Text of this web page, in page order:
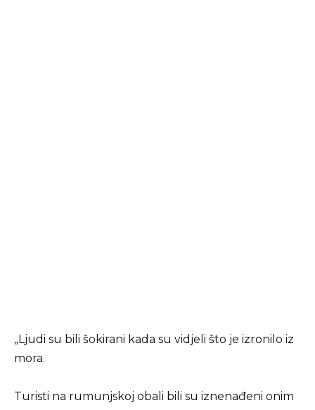
„Ljudi su bili šokirani kada su vidjeli što je izronilo iz
mora.
Turisti na rumunjskoj obali bili su iznenađeni onim